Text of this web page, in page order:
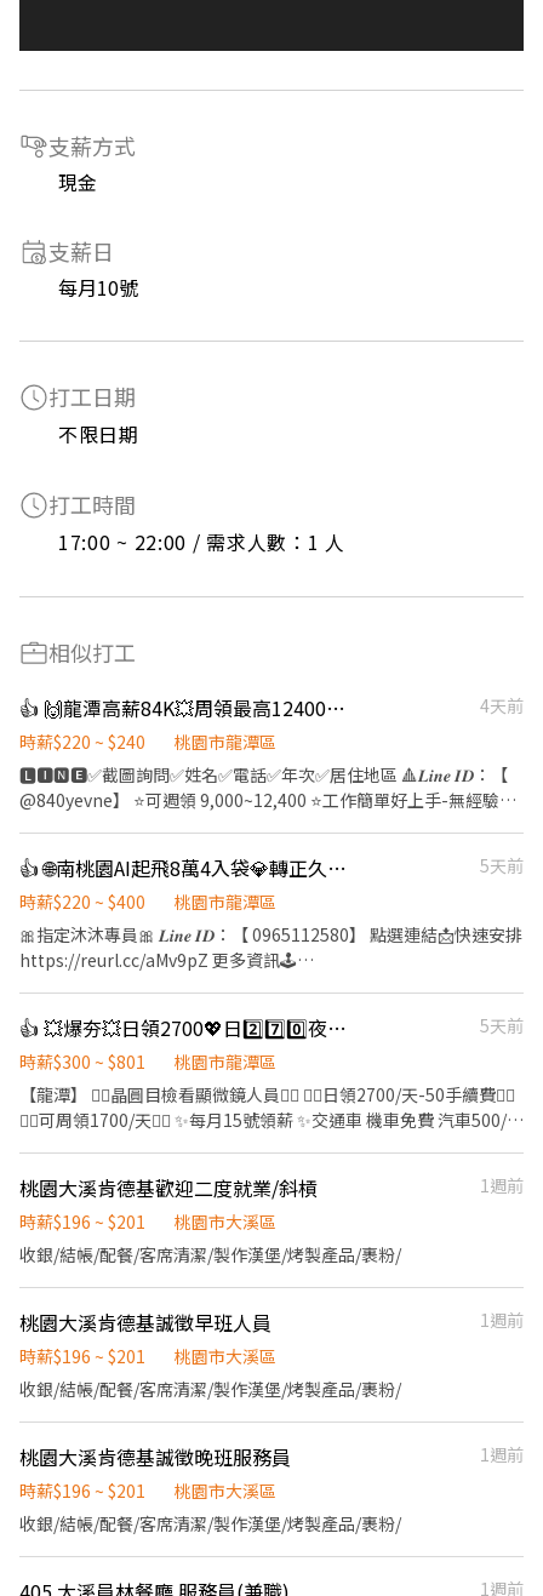
支薪方式
現金
支薪日
每月10號
打工日期
不限日期
打工時間
17:00 ~ 22:00 / 需求人數：1 人
相似打工
👍 🙌龍潭高薪84K💥周領最高12400💖獎金高達2萬元❣️工作簡單❗
4天前
時薪$220 ~ $240
桃園市龍潭區
🅻🅸🅽🅴✅截圖詢問✅姓名✅電話✅年次✅居住地區 🔺𝑳𝒊𝒏𝒆 𝑰𝑫：【
@840yevne】 ⭐️可週領 9,000~12,400 ⭐️工作簡單好上手-無經驗可
印刷電路板/AI核心 ⚡工作地點：龍潭區工二路(近烏樹林工業區1分)
⚡工作內容：機台操作、檢驗、測試 ⚡用餐說明：公司供團膳 35/餐
(設有冰箱、微波爐、販賣機) ⚡休假制度：排休制 ⚡休息制度：依單
位間休各10~15分；用餐各25~45分 ⚡班別及薪資：(以下薪資含津
貼及加班) ➡️【日班】：08:00 ~ 20:10 $220【59,694】
▶️【$84,961】 ✦最快隔天下夜班✦ ⭕️享有勞、健保、團保勞退
6％⭕️ ⭕有實體門市、非詐騙請安心求職⭕ ❌免費報名不收取任何
👍 🌐南桃園AI起飛8萬4入袋💎轉正久任2萬元🎰提供團膳【週領12400】#高錄取
5天前
時薪$220 ~ $400
桃園市龍潭區
🎀指定沐沐專員🎀 𝑳𝒊𝒏𝒆 𝑰𝑫：【 0965112580】 點選連結📩快速安排
https://reurl.cc/aMv9pZ 更多資訊🕹️
【工作地點】: 龍潭區工二路 (烏樹林工業區) ▬▬▬▬▬【職缺訊
息】▬▬▬▬▬ ✔️【上市大廠】伺服器、車載面板生產 ✔️【冷氣
房、免經驗】 ▬▬▬▬▬【職缺重點】▬▬▬▬▬ 【工作內容】:
伺服器面板生產；機台操作、手工加工、檢驗、測試 【時間薪水】:
薪資含加班/津貼 ➡️【日班】：08:00 - 20:10 $220 【薪資約
$56,321-$84,961】 💎最快隔天下夜班💎 【工作條件】: 久站或久
坐、隔天下夜班、提供團膳、機車車位 【休息時間】: 依單位間休各
10-15分；用餐各25-45分【提供團膳｜扣35塊】 【發薪制度】: 每
月10號發薪❤️週領薪 ─────────────────── ⭕
享勞保/健保/團保/勞退6% ⭕環境乾淨明亮 ⭕專員親自詳細解說工
作內容
👍 💥爆夯💥日領2700💖日2️⃣7️⃣0️⃣夜3️⃣0️⃣0️⃣/h加班四休加薪2萬2 二休二🚌免費交通車
5天前
時薪$300 ~ $801
桃園市龍潭區
【龍潭】 ❤️‍🔥晶圓目檢看顯微鏡人員❤️‍🔥 ❤️‍🔥日領2700/天-50手續費❤️‍🔥
❤️‍🔥可周領1700/天❤️‍🔥 ✨每月15號領薪 ✨交通車 機車免費 汽車500/元
費上下班 💖中壢-吉林路和長春五路路口 💖八德廠桃園市八德區和
平路1125巷88號 職缺內容 💎工作地點::龍潭區龍園五路2號 💎工作
內容:晶圓 目檢看微鏡 包裝 拿治具 作帳點數量 💎休假制度:做二休二
💎用餐規定:用餐自理 廠內用餐80/餐 💎工作時間: 日班 07:00-19:10
💰日時薪270$ 40500加班約$60700 夜時薪300$ 45000加班約
$70000 當天報到08:30-17:30 第二天至各班別上12班 ID搜尋：
@436jgfmm 快速加入➜:https://lin.ee/93cQwnn 湯小姐人資電話
0965-061660
桃園大溪肯德基歡迎二度就業/斜槓
1週前
時薪$196 ~ $201
桃園市大溪區
收銀/結帳/配餐/客席清潔/製作漢堡/烤製產品/裹粉/
桃園大溪肯德基誠徵早班人員
1週前
時薪$196 ~ $201
桃園市大溪區
收銀/結帳/配餐/客席清潔/製作漢堡/烤製產品/裹粉/
桃園大溪肯德基誠徵晚班服務員
1週前
時薪$196 ~ $201
桃園市大溪區
收銀/結帳/配餐/客席清潔/製作漢堡/烤製產品/裹粉/
1週前